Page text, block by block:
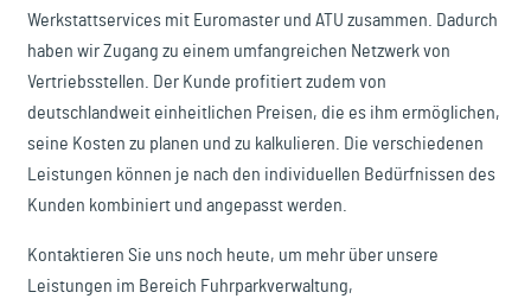
Werkstattservices mit Euromaster und ATU zusammen. Dadurch
haben wir Zugang zu einem umfangreichen Netzwerk von
Vertriebsstellen. Der Kunde profitiert zudem von
deutschlandweit einheitlichen Preisen, die es ihm ermöglichen,
seine Kosten zu planen und zu kalkulieren. Die verschiedenen
Leistungen können je nach den individuellen Bedürfnissen des
Kunden kombiniert und angepasst werden.
Kontaktieren Sie uns noch heute, um mehr über unsere
Leistungen im Bereich Fuhrparkverwaltung,